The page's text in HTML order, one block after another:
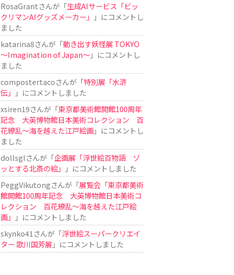
RosaGrantさんが「生成AIサービス「ビッ
クリマンAIグッズメーカー」
」にコメントし
ました
katarina8さんが「動き出す妖怪展 TOKYO
〜Imagination of Japan〜」にコメントし
ました
compostertacoさんが「特別展「水滸
伝」
」にコメントしました
xsiren19さんが「東京都美術館開館100周年
記念 大英博物館日本美術コレクション 百
花繚乱～海を越えた江戸絵画」にコメントし
ました
dollsglさんが「企画展「浮世絵百物語 ゾ
ッとする北斎の絵」
」にコメントしました
PeggVikutongさんが「展覧会「東京都美術
館開館100周年記念 大英博物館日本美術コ
レクション 百花繚乱〜海を越えた江戸絵
画」
」にコメントしました
skynko41 さんが「浮世絵スーパークリエイ
ター 歌川国芳展 」にコメントしました